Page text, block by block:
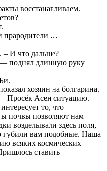
восстанавливаем.
прародители …
И что дальше?
поднял длинную руку
хозяин на болгарина.
Просёк Асен ситуацию.
то, что
почвы позволяют нам
возделывали здесь поля,
губили вам подобные. Наша
всяких космических
ставить